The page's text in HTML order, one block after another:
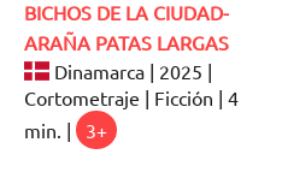
BICHOS DE LA CIUDAD-
ARAÑA PATAS LARGAS
Dinamarca | 2025 |
Cortometraje | Ficción | 4
min. |
3+